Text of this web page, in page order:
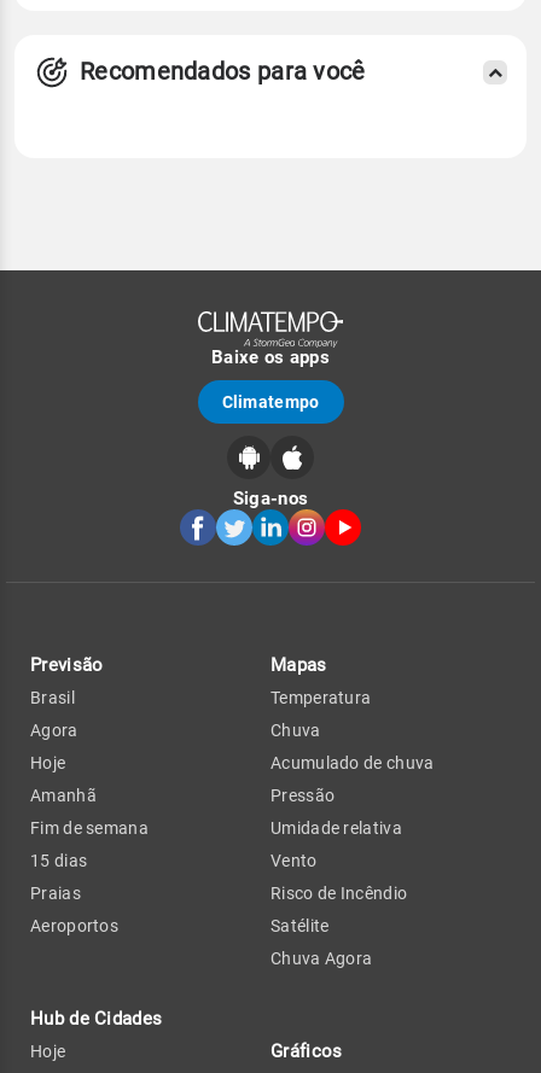
Recomendados para você
Baixe os apps
Climatempo
Siga-nos
Previsão
Brasil
Agora
Hoje
Amanhã
Fim de semana
15 dias
Praias
Aeroportos
Hub de Cidades
Hoje
Mapas
Temperatura
Chuva
Acumulado de chuva
Pressão
Umidade relativa
Vento
Risco de Incêndio
Satélite
Chuva Agora
Gráficos